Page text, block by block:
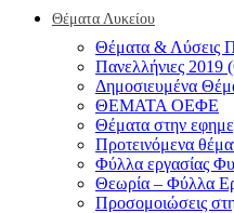
Θέματα Λυκείου
Θέματα & Λύσεις
Πανελλήνιες 2019
Δημοσιευμένα
ΘΕΜΑΤΑ ΟΕΦΕ
Θέματα στην
Προτεινόμενα
Φύλλα εργασίας
Θεωρία – Φύλλα
Προσομοιώσεις